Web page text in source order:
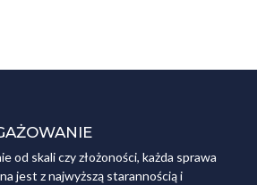
od skali czy złożoności, każda sprawa
jest z najwyższą starannością i